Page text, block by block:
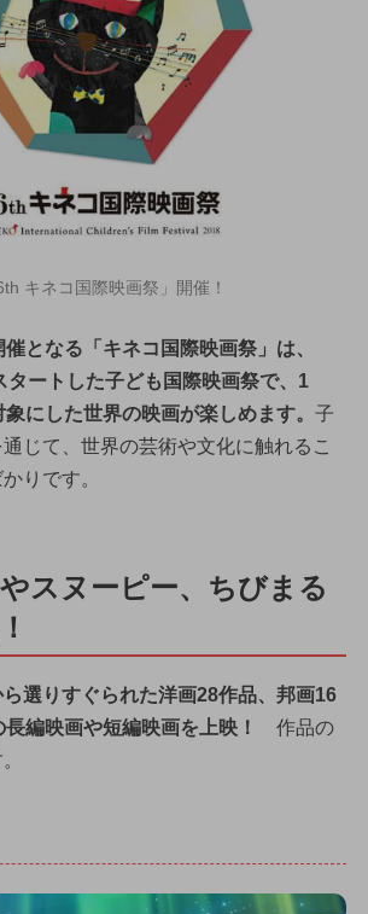
キネコ国際映画祭」開催！
となる「キネコ国際映画祭」は、
タートした子ども国際映画祭で、1
にした世界の映画が楽しめます。 子
じて、世界の芸術や文化に触れるこ
りです。
スヌーピー、ちびまる
選りすぐられた洋画28作品、邦画16
編映画や短編映画を上映！
作品の